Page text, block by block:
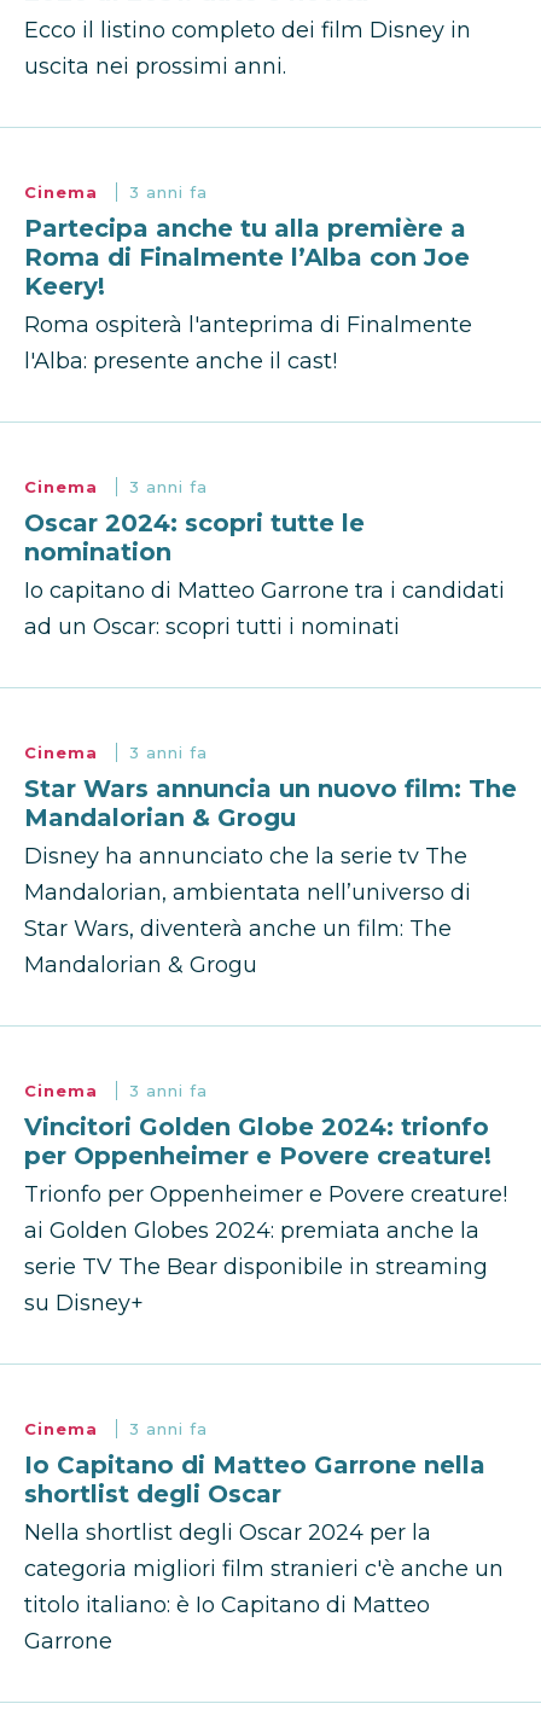
Ecco il listino completo dei film Disney in
uscita nei prossimi anni.
Cinema 3 anni fa
Partecipa anche tu alla première a
Roma di Finalmente l’Alba con Joe
Keery!
Roma ospiterà l'anteprima di Finalmente
l'Alba: presente anche il cast!
Cinema 3 anni fa
Oscar 2024: scopri tutte le
nomination
Io capitano di Matteo Garrone tra i candidati
ad un Oscar: scopri tutti i nominati
Cinema 3 anni fa
Star Wars annuncia un nuovo film: The
Mandalorian & Grogu
Disney ha annunciato che la serie tv The
Mandalorian, ambientata nell’universo di
Star Wars, diventerà anche un film: The
Mandalorian & Grogu
Cinema 3 anni fa
Vincitori Golden Globe 2024: trionfo
per Oppenheimer e Povere creature!
Trionfo per Oppenheimer e Povere creature!
ai Golden Globes 2024: premiata anche la
serie TV The Bear disponibile in streaming
su Disney+
Cinema 3 anni fa
Io Capitano di Matteo Garrone nella
shortlist degli Oscar
Nella shortlist degli Oscar 2024 per la
categoria migliori film stranieri c'è anche un
titolo italiano: è Io Capitano di Matteo
Garrone